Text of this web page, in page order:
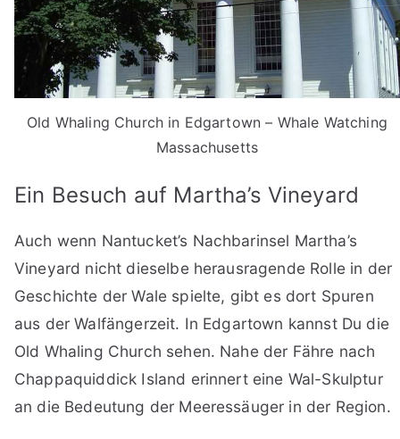
Old Whaling Church in Edgartown – Whale Watching
Massachusetts
Ein Besuch auf Martha’s Vineyard
Auch wenn Nantucket’s Nachbarinsel Martha’s
Vineyard nicht dieselbe herausragende Rolle in der
Geschichte der Wale spielte, gibt es dort Spuren
aus der Walfängerzeit. In Edgartown kannst Du die
Old Whaling Church sehen. Nahe der Fähre nach
Chappaquiddick Island erinnert eine Wal-Skulptur
an die Bedeutung der Meeressäuger in der Region.